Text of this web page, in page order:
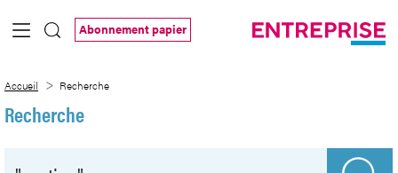
Saut au contenu principal
Abonnement papier
Accueil Recherche
Recherche